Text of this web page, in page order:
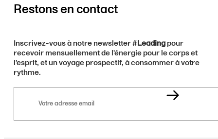
Restons en contact
Inscrivez-vous à notre newsletter #Leadingpour
recevoir mensuellement de l'énergie pour le corps et
l’esprit, et un voyage prospectif, à consommer à votre
rythme.
Votre